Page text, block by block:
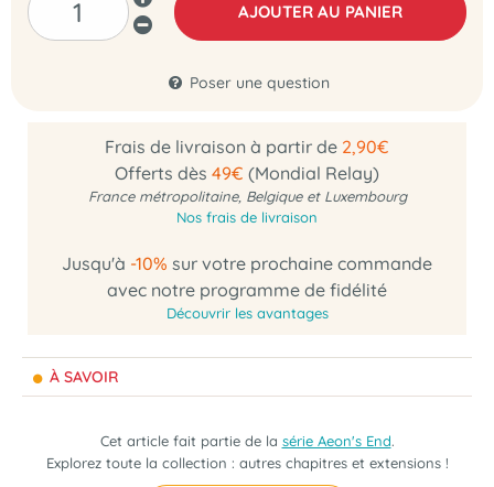
AJOUTER AU PANIER
Poser une question
Frais de livraison à partir de 2,90€
Offerts dès 49€ (Mondial Relay)
France métropolitaine, Belgique et Luxembourg
Nos frais de livraison
Jusqu'à -10% sur votre prochaine commande
avec notre programme de fidélité
Découvrir les avantages
À SAVOIR
Cet article fait partie de la série Aeon's End.
Explorez toute la collection : autres chapitres et extensions !